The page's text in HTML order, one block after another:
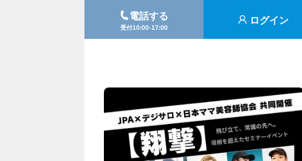
電話する
受付10:00-17:00 ログイン